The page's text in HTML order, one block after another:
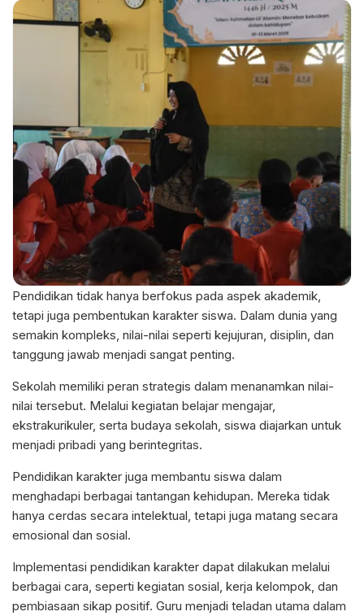
Pendidikan tidak hanya berfokus pada aspek akademik,
tetapi juga pembentukan karakter siswa. Dalam dunia yang
semakin kompleks, nilai-nilai seperti kejujuran, disiplin, dan
tanggung jawab menjadi sangat penting.
Sekolah memiliki peran strategis dalam menanamkan nilai-
nilai tersebut. Melalui kegiatan belajar mengajar,
ekstrakurikuler, serta budaya sekolah, siswa diajarkan untuk
menjadi pribadi yang berintegritas.
Pendidikan karakter juga membantu siswa dalam
menghadapi berbagai tantangan kehidupan. Mereka tidak
hanya cerdas secara intelektual, tetapi juga matang secara
emosional dan sosial.
Implementasi pendidikan karakter dapat dilakukan melalui
berbagai cara, seperti kegiatan sosial, kerja kelompok, dan
pembiasaan sikap positif. Guru menjadi teladan utama dalam